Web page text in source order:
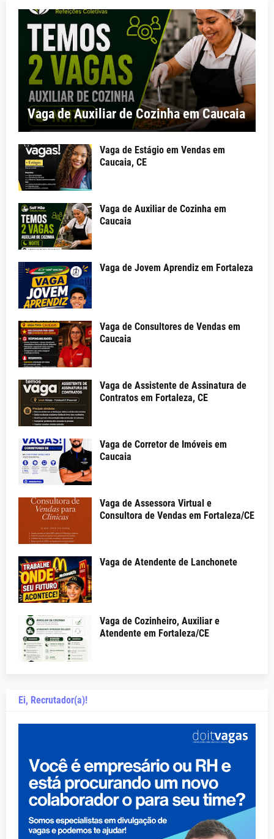
Vaga de Auxiliar de Cozinha em Caucaia
Vaga de Estágio em Vendas em
Caucaia, CE
Vaga de Auxiliar de Cozinha em
Caucaia
Vaga de Jovem Aprendiz em Fortaleza
Vaga de Consultores de Vendas em
Caucaia
Vaga de Assistente de Assinatura de
Contratos em Fortaleza, CE
Vaga de Corretor de Imóveis em
Caucaia
Vaga de Assessora Virtual e
Consultora de Vendas em Fortaleza/CE
Vaga de Atendente de Lanchonete
Vaga de Cozinheiro, Auxiliar e
Atendente em Fortaleza/CE
Ei, Recrutador(a)!